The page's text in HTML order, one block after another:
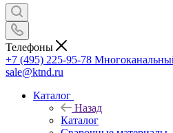
Телефоны
+7 (495) 225-95-78
sale@ktnd.ru
Каталог
Назад
Каталог